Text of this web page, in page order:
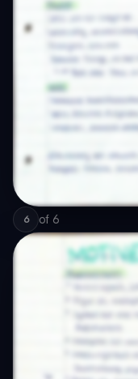
6 of 6